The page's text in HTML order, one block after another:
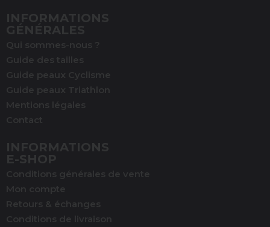
INFORMATIONS
GÉNÉRALES
Qui sommes-nous ?
Guide des tailles
Guide peaux Cyclisme
Guide peaux Triathlon
Mentions légales
Contact
INFORMATIONS
E-SHOP
Conditions générales de vente
Mon compte
Retours & échanges
Conditions de livraison